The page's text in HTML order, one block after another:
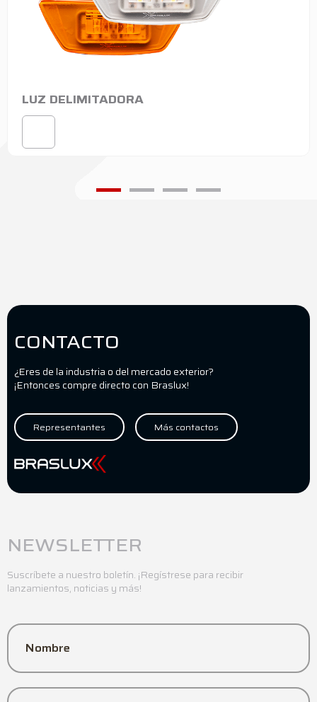
LUZ DELIMITADORA
CONTACTO
¿Eres de la industria o del mercado exterior?
¡Entonces compre directo con Braslux!
Representantes Más contactos
NEWSLETTER
Suscríbete a nuestro boletín. ¡Regístrese para recibir
lanzamientos, noticias y más!
Nombre